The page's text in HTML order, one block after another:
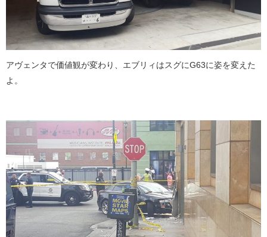
アヴェンタで価値観が変わり、エブリィはスグにG63に姿を変えた
よ。